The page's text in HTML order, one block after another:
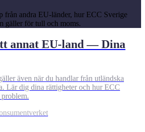
från andra EU-länder, hur ECC Sverige
gäller för tull och moms.
annat EU-land — Dina
även när du handlar från utländska
Lär dig dina rättigheter och hur ECC